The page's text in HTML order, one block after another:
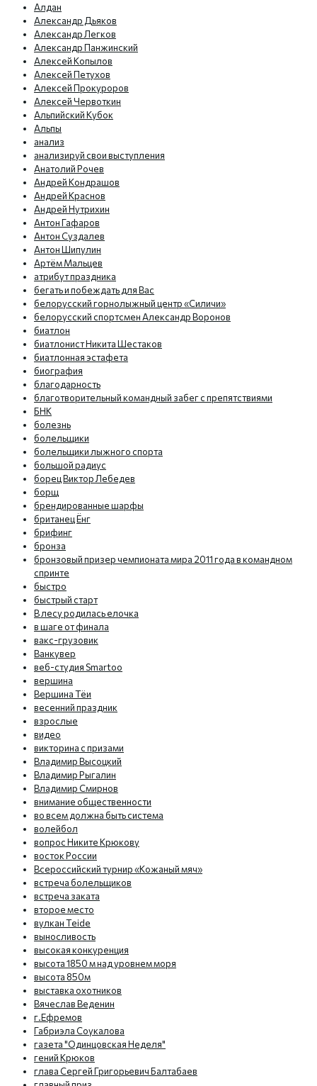
Алдан
Александр Дьяков
Александр Легков
Александр Панжинский
Алексей Копылов
Алексей Петухов
Алексей Прокуроров
Алексей Червоткин
Альпийский Кубок
Альпы
анализ
анализируй свои выступления
Анатолий Рочев
Андрей Кондрашов
Андрей Краснов
Андрей Нутрихин
Антон Гафаров
Антон Суздалев
Антон Шипулин
Артём Мальцев
атрибут праздника
бегать и побеждать для Вас
белорусский горнолыжный центр «Силичи»
белорусский спортсмен Александр Воронов
биатлон
биатлонист Никита Шестаков
биатлонная эстафета
биография
благодарность
благотворительный командный забег с препятствиями
БНК
болезнь
болельщики
болельщики лыжного спорта
большой радиус
борец Виктор Лебедев
борщ
брендированные шарфы
британец Ёнг
брифинг
бронза
бронзовый призер чемпионата мира 2011 года в командном
спринте
быстро
быстрый старт
В лесу родилась елочка
в шаге от финала
вакс-грузовик
Ванкувер
веб-студия Smartoo
вершина
Вершина Тёи
весенний праздник
взрослые
видео
викторина с призами
Владимир Высоцкий
Владимир Рыгалин
Владимир Смирнов
внимание общественности
во всем должна быть система
волейбол
вопрос Никите Крюкову
восток России
Всероссийский турнир «Кожаный мяч»
встреча болельщиков
встреча заката
второе место
вулкан Teide
выносливость
высокая конкуренция
высота 1850 м над уровнем моря
высота 850м
выставка охотников
Вячеслав Веденин
г.Ефремов
Габриэла Соукалова
газета "Одинцовская Неделя"
гений Крюков
глава Сергей Григорьевич Балтабаев